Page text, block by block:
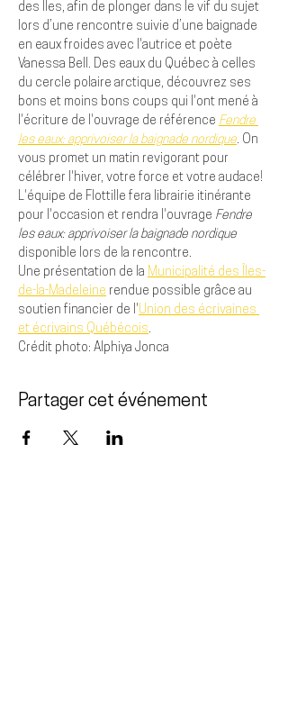
des Îles, afin de plonger dans le vif du sujet
lors d’une rencontre suivie d’une baignade
en eaux froides avec l'autrice et poète
Vanessa Bell. Des eaux du Québec à celles
du cercle polaire arctique, découvrez ses
bons et moins bons coups qui l'ont mené à
l'écriture de l'ouvrage de référence Fendre
les eaux: apprivoiser la baignade nordique. On
vous promet un matin revigorant pour
célébrer l'hiver, votre force et votre audace!
L'équipe de Flottille fera librairie itinérante
pour l'occasion et rendra l'ouvrage Fendre
les eaux: apprivoiser la baignade nordique
disponible lors de la rencontre.
Une présentation de la Municipalité des Îles-
de-la-Madeleine rendue possible grâce au
soutien financier de l'Union des écrivaines
et écrivains Québécois.
Crédit photo: Alphiya Jonca
Partager cet événement